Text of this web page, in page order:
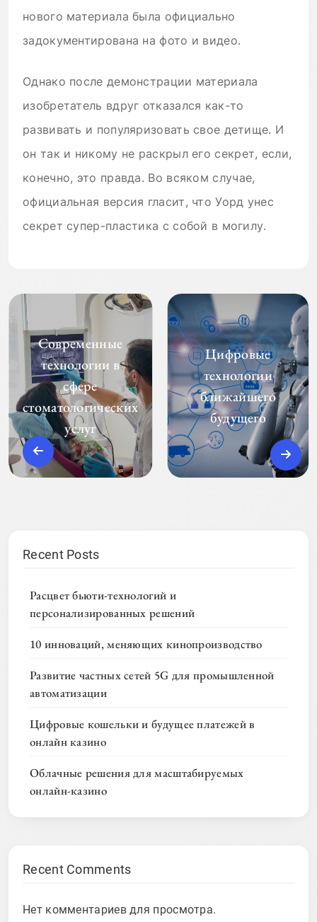
нового материала была официально
задокументирована на фото и видео.
Однако после демонстрации материала
изобретатель вдруг отказался как-то
развивать и популяризовать свое детище. И
он так и никому не раскрыл его секрет, если,
конечно, это правда. Во всяком случае,
официальная версия гласит, что Уорд унес
секрет супер-пластика с собой в могилу.
Современные
технологии в
сфере
стоматологических
услуг
Цифровые
технологии
ближайшего
будущего
Recent Posts
Расцвет бьюти-технологий и
персонализированных решений
10 инноваций, меняющих кинопроизводство
Развитие частных сетей 5G для промышленной
автоматизации
Цифровые кошельки и будущее платежей в
онлайн казино
Облачные решения для масштабируемых
онлайн-казино
Recent Comments
Нет комментариев для просмотра.